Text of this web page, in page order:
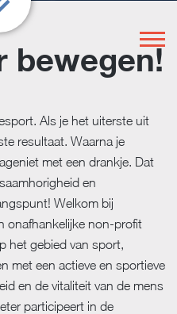
bewegen!
Als je het uiterste uit
resultaat. Waarna je
met een drankje. Dat
en
Welkom bij
onafhankelijke non-profit
het gebied van sport,
met een actieve en sportieve
en de vitaliteit van de mens
participeert in de